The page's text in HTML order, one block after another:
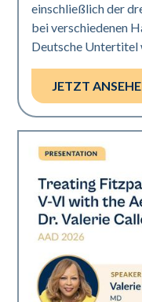
einschließlich der
bei verschiedenen
Deutsche Untertitel
JETZT